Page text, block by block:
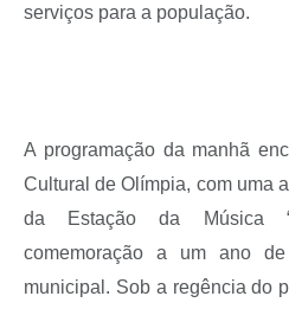
serviços para a população.
A programação da manhã
Cultural de Olímpia, com uma
da Estação da Música
comemoração a um ano
municipal. Sob a regência do